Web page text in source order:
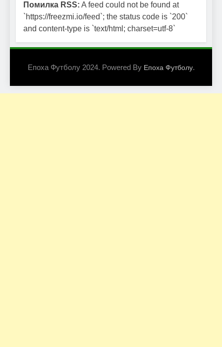
Помилка RSS: A feed could not be found at
`https://freezmi.io/feed`; the status code is `200`
and content-type is `text/html; charset=utf-8`
Епоха Футболу 2024. Powered By Епоха Футболу.